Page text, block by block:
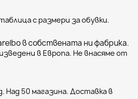
с размери за обувки.
в собствената ни фабрика.
в Европа. Не внасяме от
Над 50 магазина. Доставка в